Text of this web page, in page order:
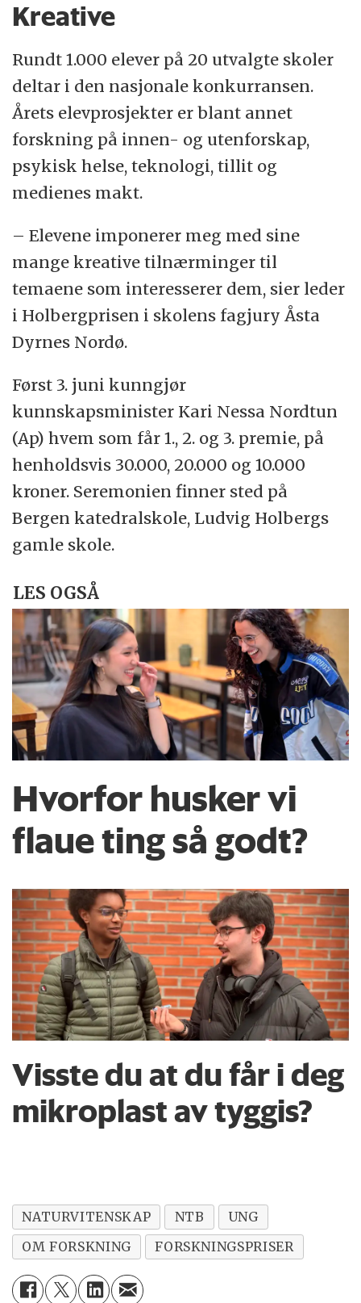
Kreative
Rundt 1.000 elever på 20 utvalgte skoler
deltar i den nasjonale konkurransen.
Årets elevprosjekter er blant annet
forskning på innen- og utenforskap,
psykisk helse, teknologi, tillit og
medienes makt.
– Elevene imponerer meg med sine
mange kreative tilnærminger til
temaene som interesserer dem, sier leder
i Holbergprisen i skolens fagjury Åsta
Dyrnes Nordø.
Først 3. juni kunngjør
kunnskapsminister Kari Nessa Nordtun
(Ap) hvem som får 1., 2. og 3. premie, på
henholdsvis 30.000, 20.000 og 10.000
kroner. Seremonien finner sted på
Bergen katedralskole, Ludvig Holbergs
gamle skole.
LES OGSÅ
Hvorfor husker vi
flaue ting så godt?
Visste du at du får i deg
mikroplast av tyggis?
NATURVITENSKAP NTB
UNG
OM FORSKNING
FORSKNINGSPRISER